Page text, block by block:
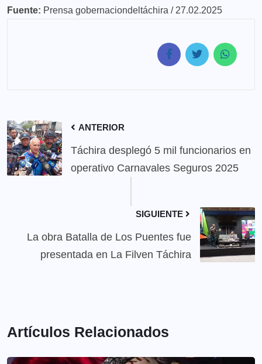
Fuente: Prensa gobernaciondeltáchira / 27.02.2025
ANTERIOR
Táchira desplegó 5 mil funcionarios en
operativo Carnavales Seguros 2025
SIGUIENTE
La obra Batalla de Los Puentes fue
presentada en La Filven Táchira
Artículos Relacionados